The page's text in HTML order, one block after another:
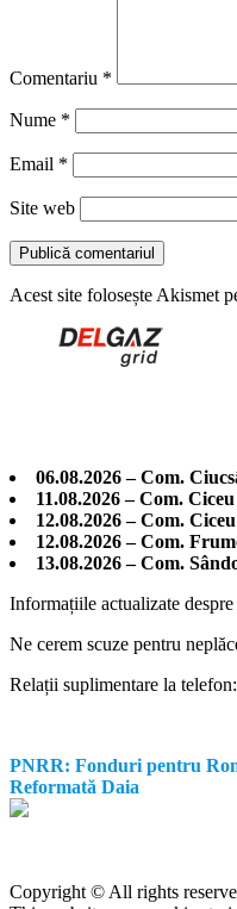
Comentariu *
Nume *
Email *
Site web
Acest site folosește Akismet
06.08.2026 – Com.
11.08.2026 – Com. Ciceu
12.08.2026 – Com. Ciceu
12.08.2026 – Com.
13.08.2026 – Com.
Informațiile actualizate
Ne cerem scuze pentru
Relații suplimentare la tel
PNRR: Fonduri pentru
Reformată Daia
Copyright © All rights